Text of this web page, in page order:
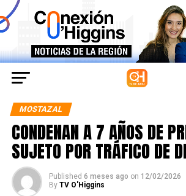
MOSTAZAL
CONDENAN A 7 AÑOS DE
SUJETO POR TRÁFICO DE
Published 6 meses ago on 12/02/2026
By TV O'Higgins